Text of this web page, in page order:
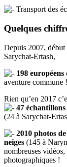
Transport des
Quelques
Depuis 2007, début
Sarychat-Ertash,
198 européens
aventure commune !
Rien qu’en 2017
47 échantillons
(24 à Sarychat-
2010 photos
neiges (145 à
nombreuses
photographiques !